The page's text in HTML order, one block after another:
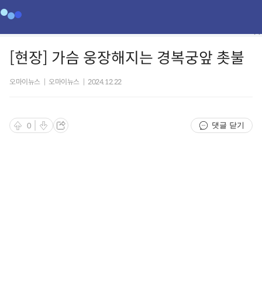
[현장] 가슴 웅장해지는 경복궁앞 촛불
오마이뉴스 오마이뉴스 2024.12.22
0 댓글 닫기